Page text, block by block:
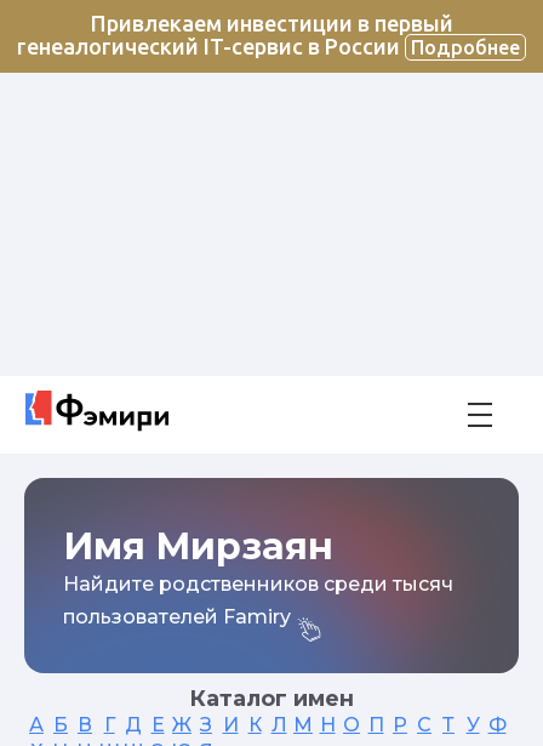
Привлекаем инвестиции в первый
генеалогический IT-сервис в России
Подробнее
Имя Мирзаян
Найдите родственников среди тысяч
пользователей Famiry
Каталог имен
А Б В Г Д Е Ж З И К Л М Н О П Р С Т У Ф